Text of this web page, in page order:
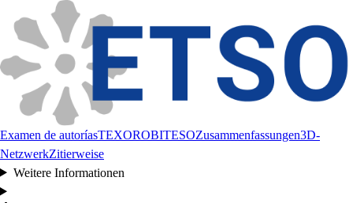
Examen de autoríasTEXOROBITESOZusammenfassungen3D-
NetzwerkZitierweise
Weitere Informationen